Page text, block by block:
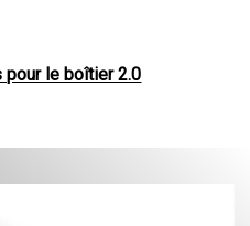
le boîtier 2.0